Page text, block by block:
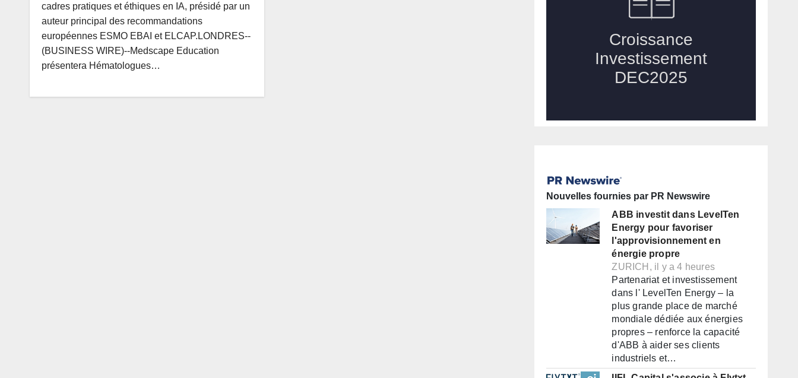
cadres pratiques et éthiques en IA, présidé par un
auteur principal des recommandations
européennes ESMO EBAI et ELCAP.LONDRES--
(BUSINESS WIRE)--Medscape Education
présentera Hématologues…
Nouvelles fournies par PR Newswire
ABB investit dans LevelTen
Energy pour favoriser
l'approvisionnement en
énergie propre
ZURICH, il y a 4 heures
Partenariat et investissement
dans l' LevelTen Energy – la
plus grande place de marché
mondiale dédiée aux énergies
propres – renforce la capacité
d'ABB à aider ses clients
industriels et…